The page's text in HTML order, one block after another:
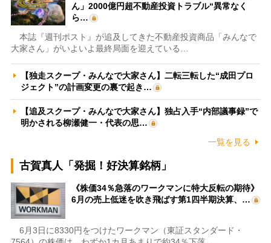
ん」2000億円超不動産投資トラブル“異常なく
ら…
本誌『週刊ポスト』が追及してきた不動産投資商品「みんなで
大家さん」がいよいよ最終局面を迎えている…
【独走スクープ・みんなで大家さん】二転三転した“成田プロ
ジェクト”の計画変更の裏で起き…
【追及スクープ・みんなで大家さん】独占入手“内部議事録”で
明かされる柳瀬健一・代表の思…
一覧を見る
古賀真人「発掘！好決算銘柄」
《株価34％急落のワークマンに特大反転の期待》
6月の売上低迷を吹き飛ばす第1四半期決算、…
6月3日に8330円をつけたワークマン（東証スタンダード・